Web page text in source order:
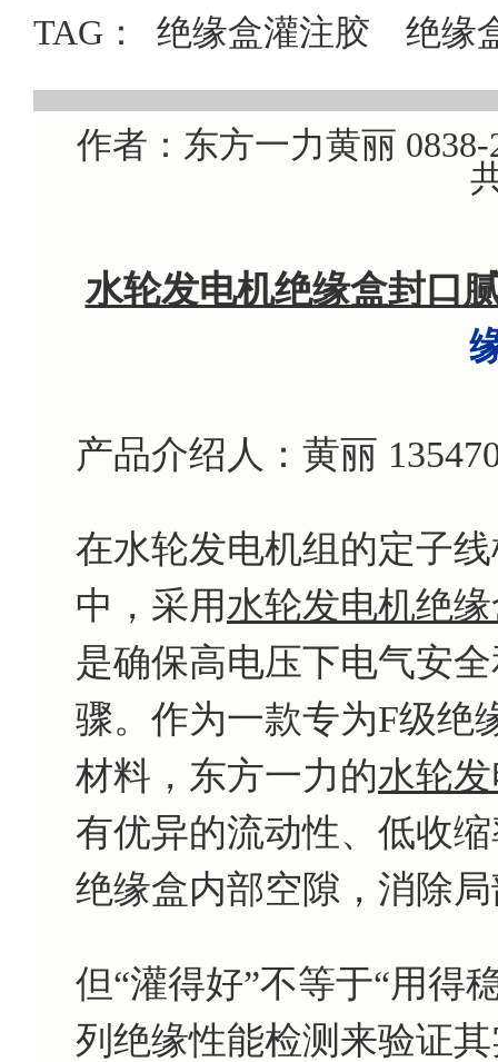
TAG： 绝缘盒灌注胶 绝缘
作者：东方一力黄丽
水轮发电机绝缘盒封口
产品介绍人：黄丽
在水轮发电机组的定子
中，采用水轮发电机绝
是确保高电压下电气安
骤。作为一款专为F级绝
材料，东方一力的水轮
有优异的流动性、低收
绝缘盒内部空隙，消除
但“灌得好”不等于“用得
列绝缘性能检测来验证